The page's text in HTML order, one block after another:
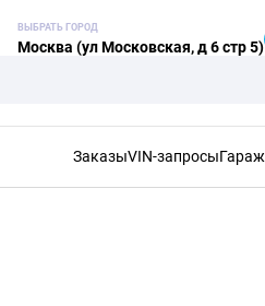
ВЫБРАТЬ ГОРОД
Москва (ул Московская, д 6 стр 5)
ЗаказыVIN-запросыГараж